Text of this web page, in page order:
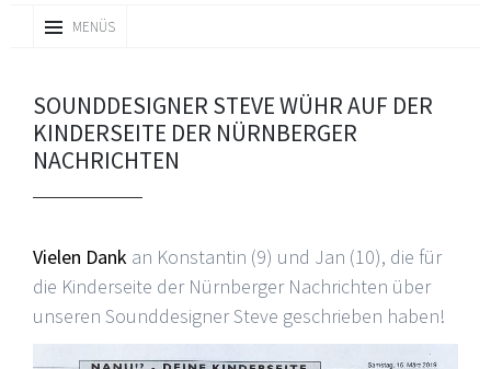
MENÜS
INHALT
SOUNDDESIGNER STEVE WÜHR AUF DER
KINDERSEITE DER NÜRNBERGER
NACHRICHTEN
Vielen Dank an Konstantin (9) und Jan (10), die für
die Kinderseite der Nürnberger Nachrichten über
unseren Sounddesigner Steve geschrieben haben!